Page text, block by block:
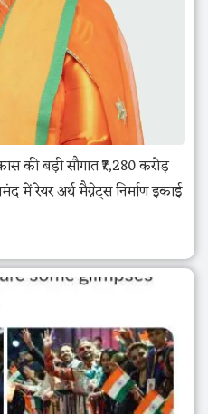
की बड़ी सौगात ₹7,280 करोड़
में रेयर अर्थ मैग्नेट्स निर्माण इकाई